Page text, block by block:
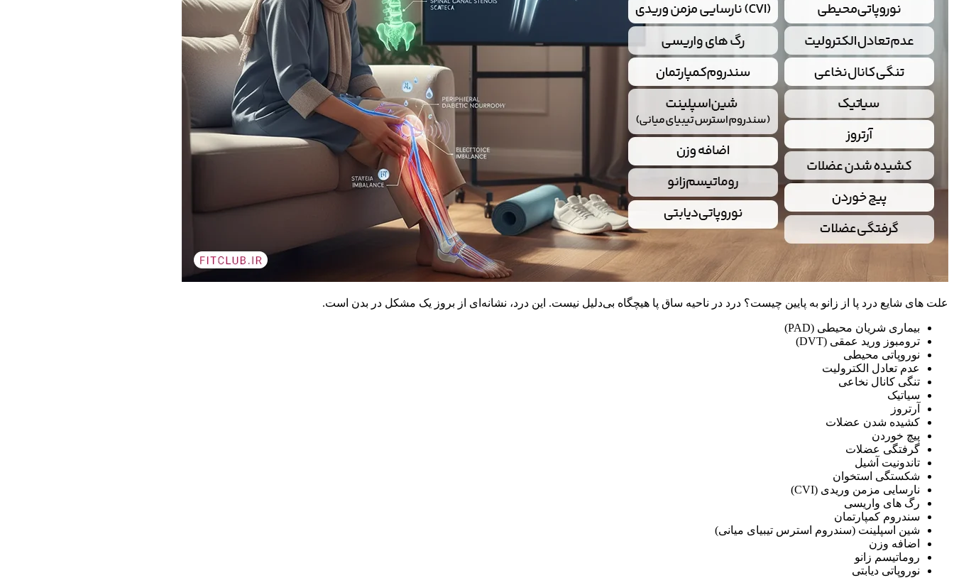
علت های شایع درد پا از زانو به پایین چیست؟ درد در ناحیه ساق پا هیچگاه بی‌دلیل نیست. این درد، نشانه‌ای از بروز یک مشکل در بدن است.
بیماری شریان محیطی (PAD)
ترومبوز ورید عمقی (DVT)
نوروپاتی محیطی
عدم تعادل الکترولیت
تنگی کانال نخاعی
سیاتیک
آرتروز
کشیده شدن عضلات
پیچ خوردن
گرفتگی عضلات
تاندونیت آشیل
شکستگی استخوان
نارسایی مزمن وریدی (CVI)
رگ های واریسی
سندروم کمپارتمان
شین اسپلینت (سندروم استرس تیبیای میانی)
اضافه وزن
روماتیسم زانو
نوروپاتی دیابتی